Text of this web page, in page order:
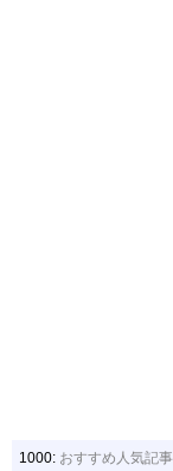
1000: おすすめ人気記事